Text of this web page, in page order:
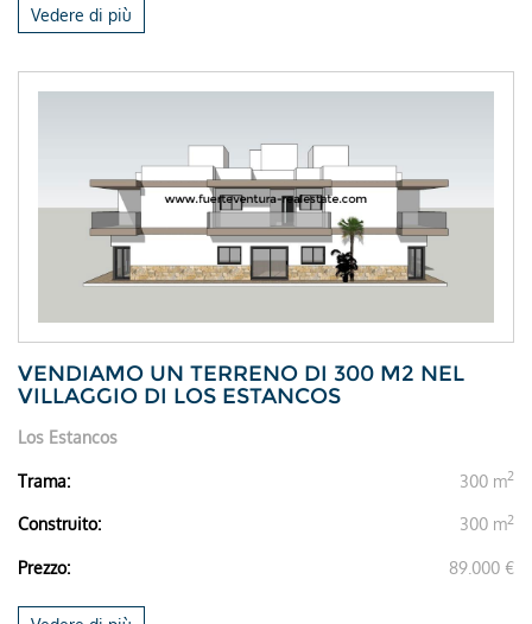
Vedere di più
VENDIAMO UN TERRENO DI 300 M2 NEL
VILLAGGIO DI LOS ESTANCOS
Los Estancos
Trama: 300 m2
Construito: 300 m2
Prezzo: 89.000 €